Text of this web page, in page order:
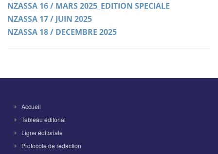
NZASSA 16 / MARS 2025_EDITION SPECIALE
NZASSA 17 / JUIN 2025
NZASSA 18 / DECEMBRE 2025
Accueil
Tableau éditorial
Ligne éditoriale
Protocole de rédaction